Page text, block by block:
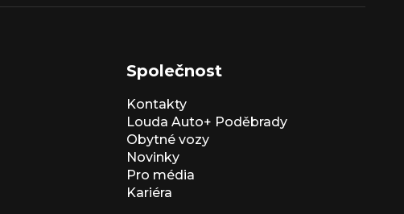
Společnost
Kontakty
Louda Auto+ Poděbrady
Obytné vozy
Novinky
Pro média
Kariéra